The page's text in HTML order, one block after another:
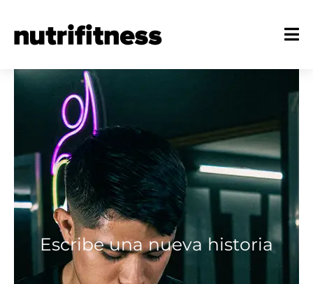
Escribe una nueva historia